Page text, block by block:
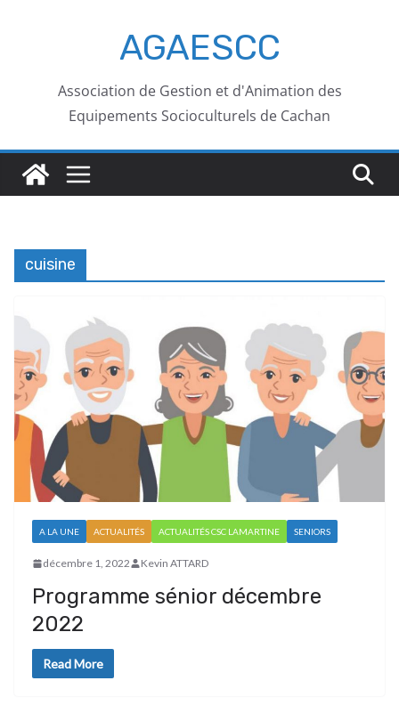
AGAESCC
Association de Gestion et d'Animation des
Equipements Socioculturels de Cachan
cuisine
A LA UNE ACTUALITÉS ACTUALITÉS CSC LAMARTINE SENIORS
décembre 1, 2022 Kevin ATTARD
Programme sénior décembre
2022
Read More